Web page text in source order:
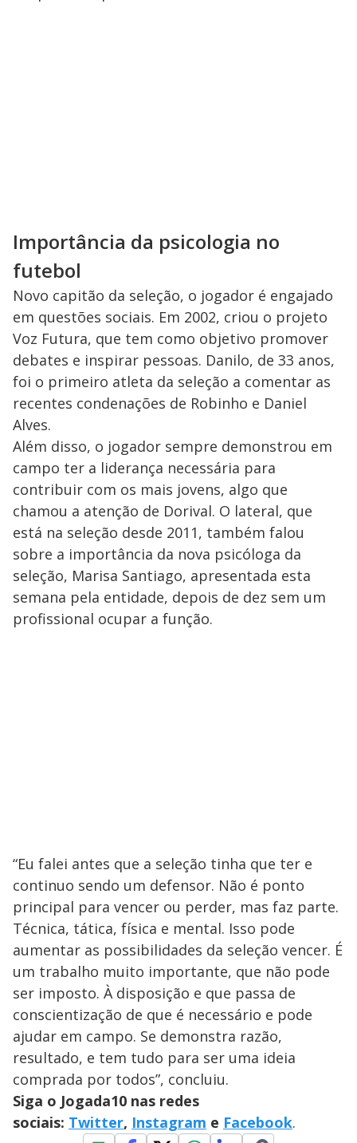
Importância da psicologia no
futebol
Novo capitão da seleção, o jogador é engajado
em questões sociais. Em 2002, criou o projeto
Voz Futura, que tem como objetivo promover
debates e inspirar pessoas. Danilo, de 33 anos,
foi o primeiro atleta da seleção a comentar as
recentes condenações de Robinho e Daniel
Alves.
Além disso, o jogador sempre demonstrou em
campo ter a liderança necessária para
contribuir com os mais jovens, algo que
chamou a atenção de Dorival. O lateral, que
está na seleção desde 2011, também falou
sobre a importância da nova psicóloga da
seleção, Marisa Santiago, apresentada esta
semana pela entidade, depois de dez sem um
profissional ocupar a função.
“Eu falei antes que a seleção tinha que ter e
continuo sendo um defensor. Não é ponto
principal para vencer ou perder, mas faz parte.
Técnica, tática, física e mental. Isso pode
aumentar as possibilidades da seleção vencer. É
um trabalho muito importante, que não pode
ser imposto. À disposição e que passa de
conscientização de que é necessário e pode
ajudar em campo. Se demonstra razão,
resultado, e tem tudo para ser uma ideia
comprada por todos”, concluiu.
Siga o Jogada10 nas redes
sociais: Twitter, Instagram e Facebook.